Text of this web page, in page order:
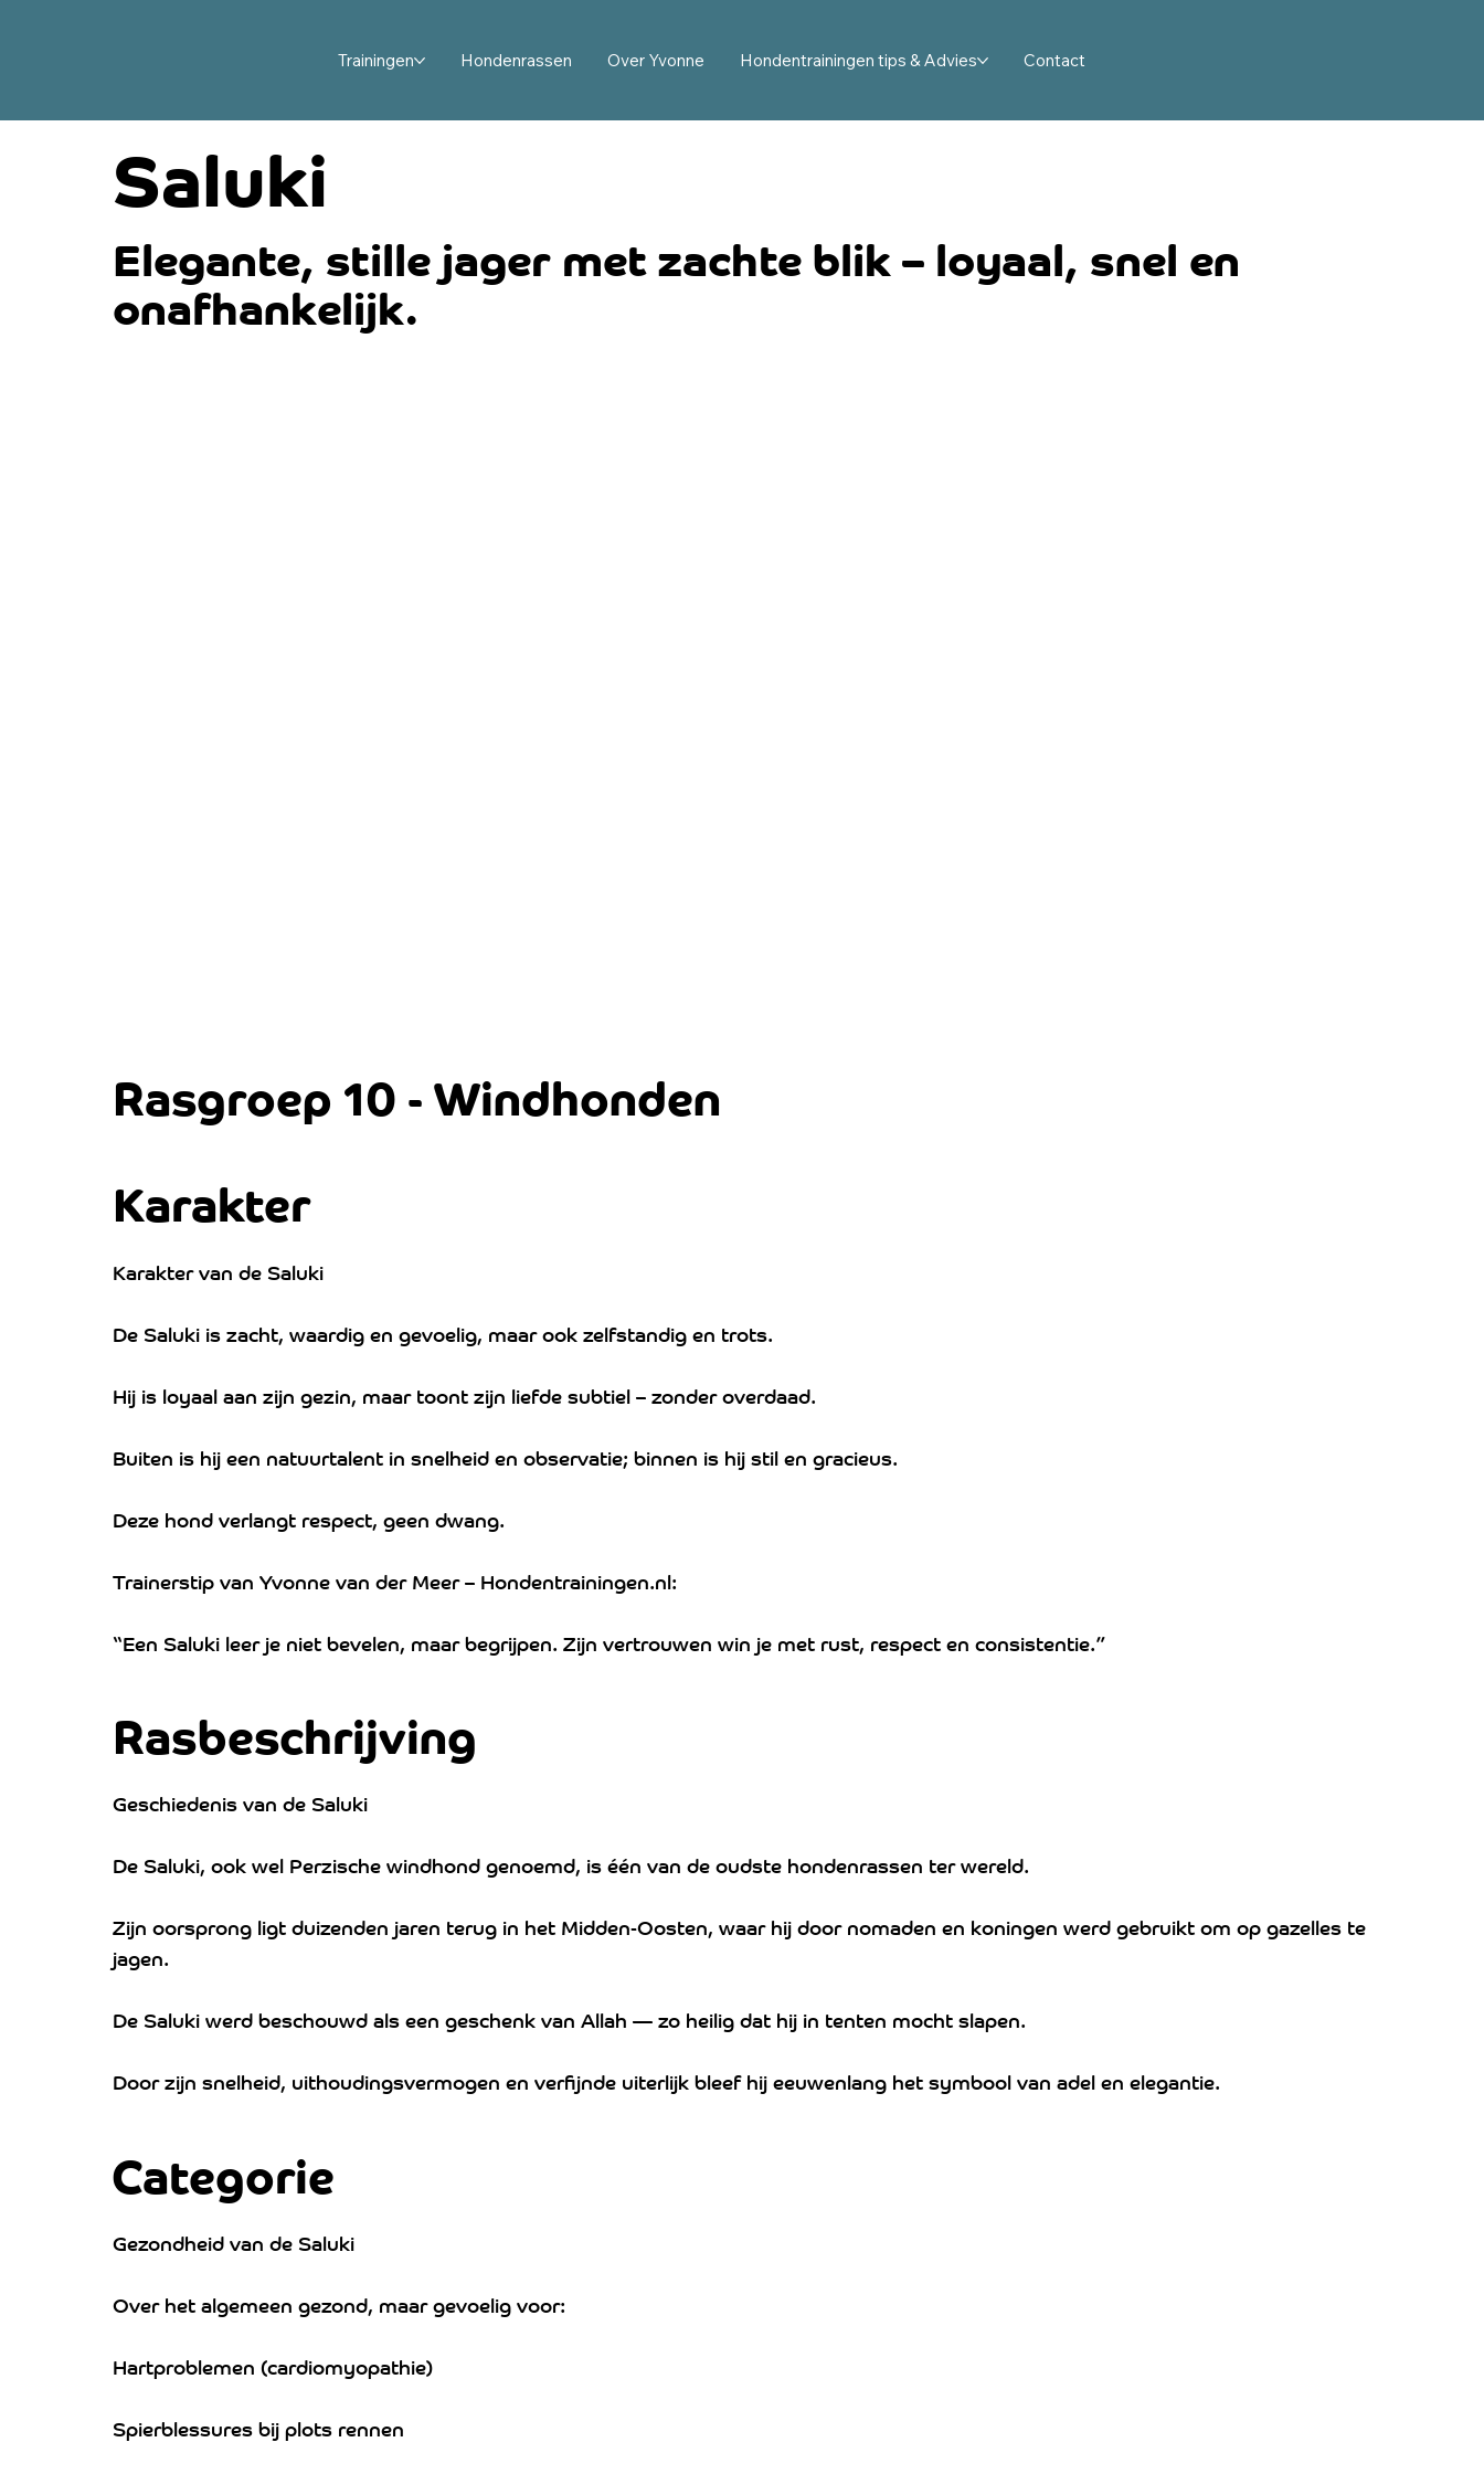
Trainingen Hondenrassen Over Yvonne Hondentrainingen tips & Advies Contact
Saluki
Elegante, stille jager met zachte blik – loyaal, snel en
onafhankelijk.
Rasgroep 10 - Windhonden
Karakter
Karakter van de Saluki
De Saluki is zacht, waardig en gevoelig, maar ook zelfstandig en trots.
Hij is loyaal aan zijn gezin, maar toont zijn liefde subtiel – zonder overdaad.
Buiten is hij een natuurtalent in snelheid en observatie; binnen is hij stil en gracieus.
Deze hond verlangt respect, geen dwang.
Trainerstip van Yvonne van der Meer – Hondentrainingen.nl:
“Een Saluki leer je niet bevelen, maar begrijpen. Zijn vertrouwen win je met rust, respect en consistentie.”
Rasbeschrijving
Geschiedenis van de Saluki
De Saluki, ook wel Perzische windhond genoemd, is één van de oudste hondenrassen ter wereld.
Zijn oorsprong ligt duizenden jaren terug in het Midden-Oosten, waar hij door nomaden en koningen werd gebruikt om op gazelles te
jagen.
De Saluki werd beschouwd als een geschenk van Allah — zo heilig dat hij in tenten mocht slapen.
Door zijn snelheid, uithoudingsvermogen en verfijnde uiterlijk bleef hij eeuwenlang het symbool van adel en elegantie.
Categorie
Gezondheid van de Saluki
Over het algemeen gezond, maar gevoelig voor:
Hartproblemen (cardiomyopathie)
Spierblessures bij plots rennen